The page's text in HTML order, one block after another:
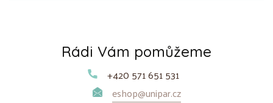
Rádi Vám pomůžeme
+420 571 651 531
eshop@unipar.cz